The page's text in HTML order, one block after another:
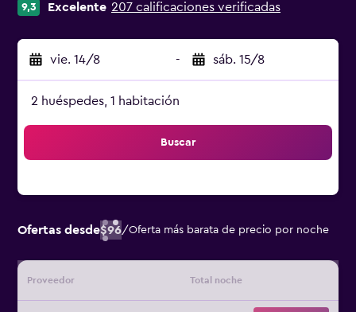
9,3 Excelente 207 calificaciones verificadas
vie. 14/8 - sáb. 15/8
2 huéspedes, 1 habitación
Buscar
Ofertas desde$96/Oferta más barata de precio por noche
Proveedor Total noche